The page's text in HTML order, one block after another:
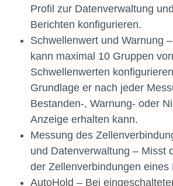
Profil zur Datenverwaltung
Berichten konfigurieren.
Schwellenwert und Warnung
kann maximal 10 Gruppen von
Schwellenwerten
Grundlage er nach jeder
Bestanden-, Warnung- oder
Anzeige erhalten kann.
Messung des
und Datenverwaltung – Misst
der Zellenverbindungen eines
AutoHold – Bei